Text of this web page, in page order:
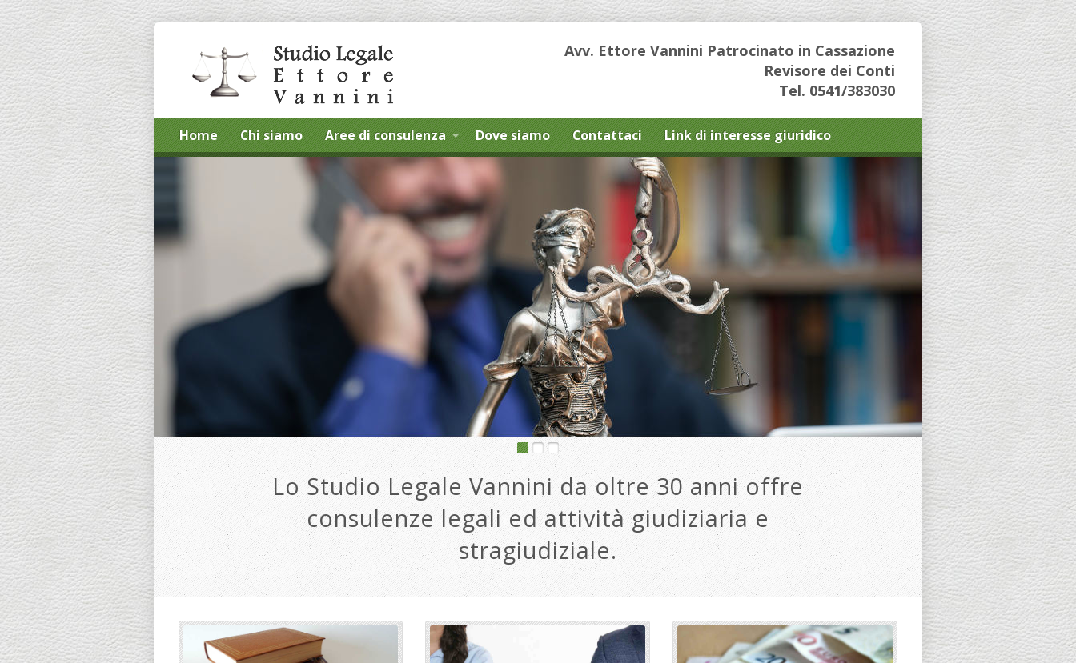
Avv. Ettore Vannini Patrocinato in Cassazione
Revisore dei Conti
Tel. 0541/383030
Home Chi siamo Aree di consulenza Dove siamo Contattaci Link di interesse giuridico
Lo Studio Legale Vannini da oltre 30 anni offre
consulenze legali ed attività giudiziaria e
stragiudiziale.